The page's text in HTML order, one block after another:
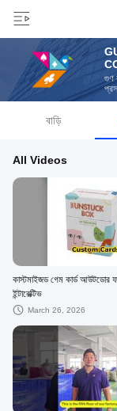
গুণ
বাড়ি
All Videos
কাস্টমাইজড গেম কার্ড আউটডোর
ইন্টারেক্টিভ
March 26, 2026